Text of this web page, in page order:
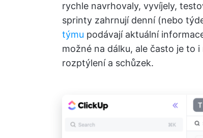
rychle navrhovaly, vyvíjely,
sprinty zahrnují denní (nebo
týmu podávají aktuální
možné na dálku, ale často je to
rozptýlení a schůzek.